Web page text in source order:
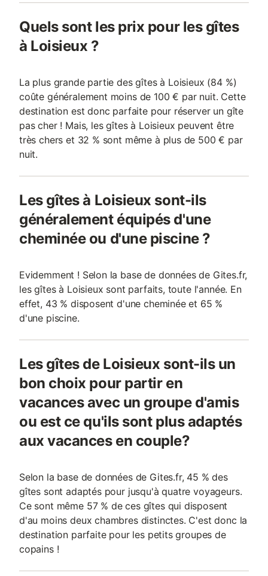
Quels sont les prix pour les gîtes
à Loisieux ?
La plus grande partie des gîtes à Loisieux (84 %)
coûte généralement moins de 100 € par nuit. Cette
destination est donc parfaite pour réserver un gîte
pas cher ! Mais, les gîtes à Loisieux peuvent être
très chers et 32 % sont même à plus de 500 € par
nuit.
Les gîtes à Loisieux sont-ils
généralement équipés d'une
cheminée ou d'une piscine ?
Evidemment ! Selon la base de données de Gites.fr,
les gîtes à Loisieux sont parfaits, toute l'année. En
effet, 43 % disposent d'une cheminée et 65 %
d'une piscine.
Les gîtes de Loisieux sont-ils un
bon choix pour partir en
vacances avec un groupe d'amis
ou est ce qu'ils sont plus adaptés
aux vacances en couple?
Selon la base de données de Gites.fr, 45 % des
gîtes sont adaptés pour jusqu'à quatre voyageurs.
Ce sont même 57 % de ces gîtes qui disposent
d'au moins deux chambres distinctes. C'est donc la
destination parfaite pour les petits groupes de
copains !